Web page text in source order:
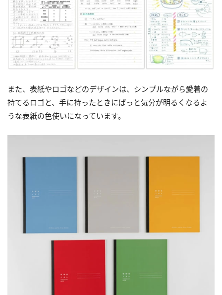
また、表紙やロゴなどのデザインは、シンプルながら愛着の
持てるロゴと、手に持ったときにぱっと気分が明るくなるよ
うな表紙の色使いになっています。